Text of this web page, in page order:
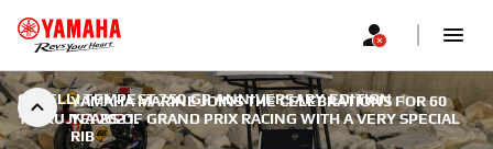
YAMAHA MARINE JOINS THE CELEBRATIONS FOR 60
YEARS OF GRAND PRIX RACING WITH A VERY SPECIAL
RIB
CAPELLI TEMPEST 750 GP ANNIVERSARY EDITION |
15. RUJNA 2021.